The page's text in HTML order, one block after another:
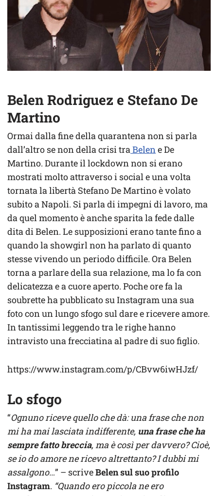
Belen Rodriguez e Stefano De
Martino
Ormai dalla fine della quarantena non si parla
dall’altro se non della crisi tra Belen e De
Martino. Durante il lockdown non si erano
mostrati molto attraverso i social e una volta
tornata la libertà Stefano De Martino è volato
subito a Napoli. Si parla di impegni di lavoro, ma
da quel momento è anche sparita la fede dalle
dita di Belen. Le supposizioni erano tante fino a
quando la showgirl non ha parlato di quanto
stesse vivendo un periodo difficile. Ora Belen
torna a parlare della sua relazione, ma lo fa con
delicatezza e a cuore aperto. Poche ore fa la
soubrette ha pubblicato su Instagram una sua
foto con un lungo sfogo sul dare e ricevere amore.
In tantissimi leggendo tra le righe hanno
intravisto una frecciatina al padre di suo figlio.
https://www.instagram.com/p/CBvw6iwHJzf/
Lo sfogo
“Ognuno riceve quello che dà: una frase che non
mi ha mai lasciata indifferente, una frase che ha
sempre fatto breccia, ma è così per davvero? Cioè,
se io do amore ne ricevo altrettanto? I dubbi mi
assalgono…” – scriveBelen sul suo profilo
Instagram. “Quando ero piccola ne ero